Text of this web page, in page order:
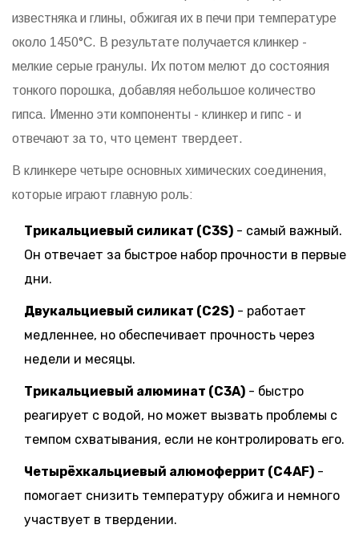
известняка и глины, обжигая их в печи при температуре
около 1450°C. В результате получается клинкер -
мелкие серые гранулы. Их потом мелют до состояния
тонкого порошка, добавляя небольшое количество
гипса. Именно эти компоненты - клинкер и гипс - и
отвечают за то, что цемент твердеет.
В клинкере четыре основных химических соединения,
которые играют главную роль:
Трикальциевый силикат (C3S) - самый важный.
Он отвечает за быстрое набор прочности в первые
дни.
Двукальциевый силикат (C2S) - работает
медленнее, но обеспечивает прочность через
недели и месяцы.
Трикальциевый алюминат (C3A) - быстро
реагирует с водой, но может вызвать проблемы с
темпом схватывания, если не контролировать его.
Четырёхкальциевый алюмоферрит (C4AF) -
помогает снизить температуру обжига и немного
участвует в твердении.